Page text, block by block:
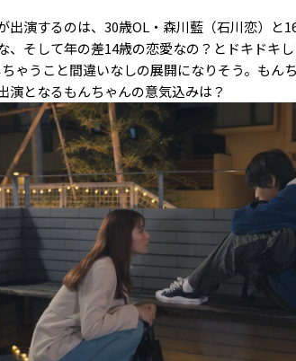
出演するのは、30歳OL・森川藍（石川恋）と
、そして年の差14歳の恋愛なの？とドキドキ
ゃうこと間違いなしの展開になりそう。もん
演となるもんちゃんの意気込みは？